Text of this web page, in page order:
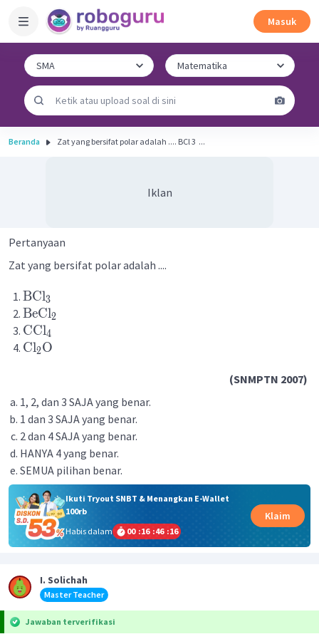
Masuk
Beranda Zat yang bersifat polar adalah .... BCl 3 ​ ...
Iklan
Pertanyaan
Zat yang bersifat polar adalah ....
BCl3
BeCl2
CCl4
Cl2O
(SNMPTN 2007)
1, 2, dan 3 SAJA yang benar.
1 dan 3 SAJA yang benar.
2 dan 4 SAJA yang benar.
HANYA 4 yang benar.
SEMUA pilihan benar.
Ikuti Tryout SNBT & Menangkan E-Wallet
100rb
Habis dalam
00 :16 :46 :15
Klaim
I. Solichah
Master Teacher
Jawaban terverifikasi